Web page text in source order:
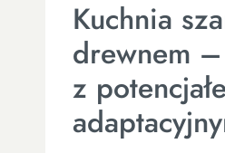
Kuchnia
drewnem
z